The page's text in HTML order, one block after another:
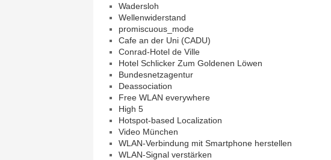
Wadersloh
Wellenwiderstand
promiscuous_mode
Cafe an der Uni (CADU)
Conrad-Hotel de Ville
Hotel Schlicker Zum Goldenen Löwen
Bundesnetzagentur
Deassociation
Free WLAN everywhere
High 5
Hotspot-based Localization
Video München
WLAN-Verbindung mit Smartphone herstellen
WLAN-Signal verstärken